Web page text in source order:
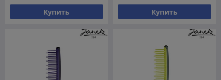
Купить Купить